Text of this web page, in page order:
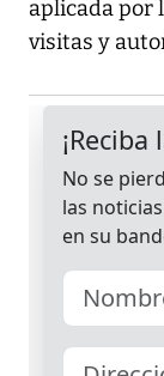
aplicada por
visitas y